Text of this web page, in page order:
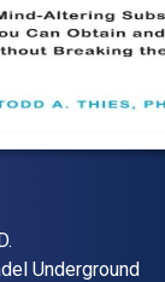
Underground